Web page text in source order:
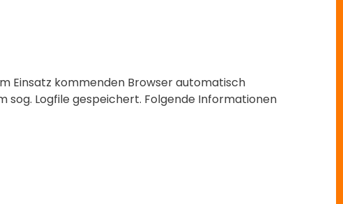
Einsatz kommenden Browser automatisch
Logfile gespeichert. Folgende Informationen